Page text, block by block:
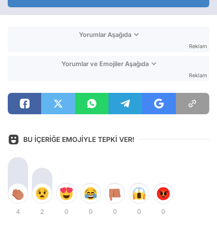
Yorumlar Aşağıda
Reklam
Yorumlar ve Emojiler Aşağıda
Reklam
BU İÇERİĞE EMOJİYLE TEPKİ VER!
4 2 0 0 0 0 0